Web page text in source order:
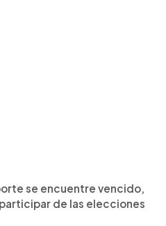
se encuentre vencido,
de las elecciones